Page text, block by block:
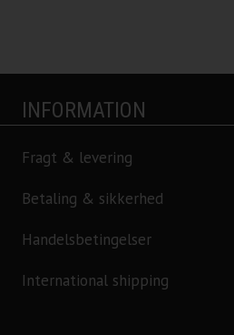
INFORMATION
Fragt & levering
Betaling & sikkerhed
Handelsbetingelser
International shipping